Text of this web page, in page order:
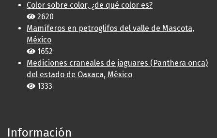
Color sobre color, ¿de qué color es?
2620
Mamíferos en petroglifos del valle de Mascota,
México
1652
Mediciones craneales de jaguares (Panthera onca)
del estado de Oaxaca, México
1333
Información